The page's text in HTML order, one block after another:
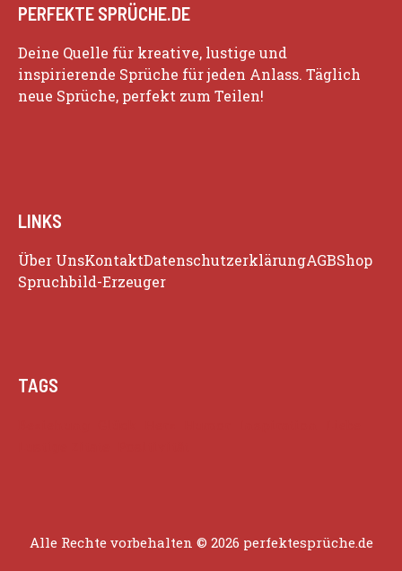
PERFEKTE SPRÜCHE.DE
Deine Quelle für kreative, lustige und
inspirierende Sprüche für jeden Anlass. Täglich
neue Sprüche, perfekt zum Teilen!
LINKS
Über UnsKontaktDatenschutzerklärungAGBShop
Spruchbild-Erzeuger
TAGS
Alle Rechte vorbehalten © 2026 perfektesprüche.de